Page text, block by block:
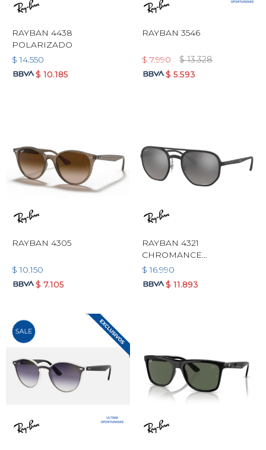
RAYBAN 4438
POLARIZADO
$ 14.550
$ 10.185
RAYBAN 3546
$ 7.990 $ 13.328
$ 5.593
RAYBAN 4305
$ 10.150
$ 7.105
RAYBAN 4321
CHROMANCE
POLARIZADO
$ 16.990
$ 11.893